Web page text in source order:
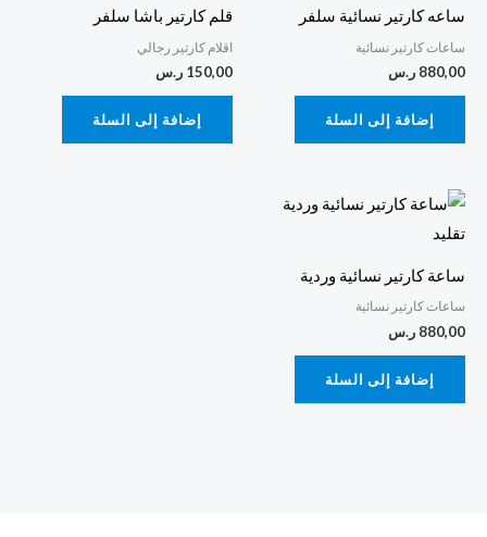
ساعه كارتير نسائية سلفر
ساعات كارتير نسائية
880,00 ر.س
إضافة إلى السلة
قلم كارتير باشا سلفر
اقلام كارتير رجالي
150,00 ر.س
إضافة إلى السلة
ساعة كارتير نسائية وردية
ساعات كارتير نسائية
880,00 ر.س
إضافة إلى السلة